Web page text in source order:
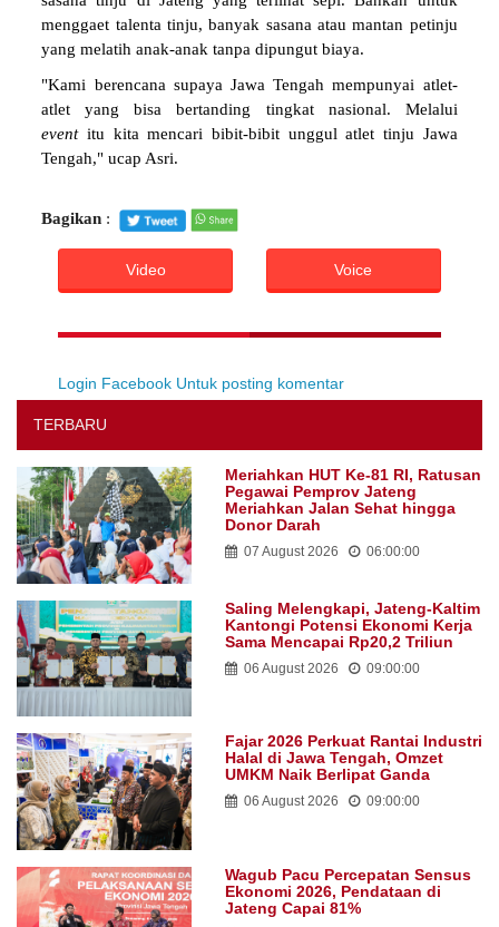
menggaet talenta tinju, banyak sasana atau mantan petinju
yang melatih anak-anak tanpa dipungut biaya.
"Kami berencana supaya Jawa Tengah mempunyai atlet-
atlet yang bisa bertanding tingkat nasional. Melalui
event itu kita mencari bibit-bibit unggul atlet tinju Jawa
Tengah," ucap Asri.
Bagikan :
Video Voice
Login Facebook Untuk posting komentar
TERBARU
Meriahkan HUT Ke-81 RI, Ratusan
Pegawai Pemprov Jateng
Meriahkan Jalan Sehat hingga
Donor Darah
07 August 2026 06:00:00
Saling Melengkapi, Jateng-Kaltim
Kantongi Potensi Ekonomi Kerja
Sama Mencapai Rp20,2 Triliun
06 August 2026 09:00:00
Fajar 2026 Perkuat Rantai Industri
Halal di Jawa Tengah, Omzet
UMKM Naik Berlipat Ganda
06 August 2026 09:00:00
Wagub Pacu Percepatan Sensus
Ekonomi 2026, Pendataan di
Jateng Capai 81%